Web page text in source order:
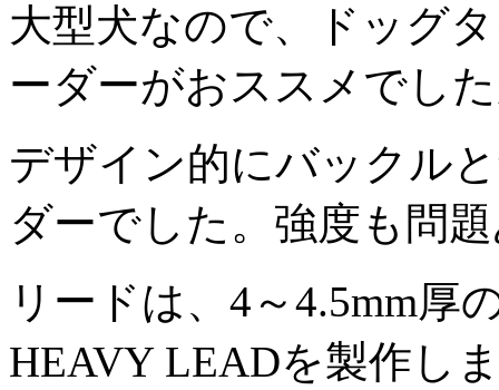
大型犬なので、ドッグ
ーダーがおススメでし
デザイン的にバックル
ダーでした。強度も問
リードは、4～4.5mm厚
HEAVY LEADを製作し